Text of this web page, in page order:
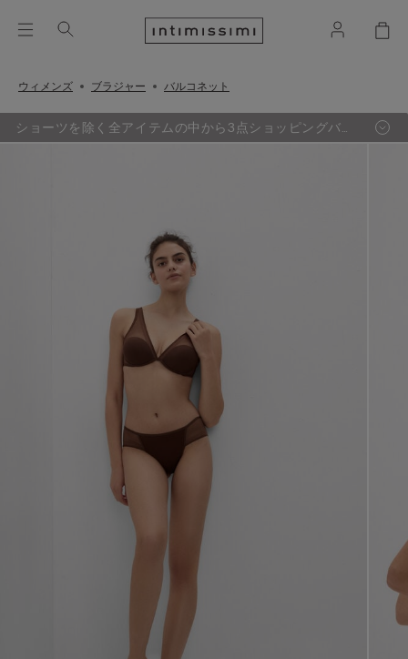
ウィメンズ ブラジャー バルコネット
ショーツを除く全アイテムの中から3点ショッピングバッ
グ追加するごとに、最も定価の低い1点が無料に。（セー